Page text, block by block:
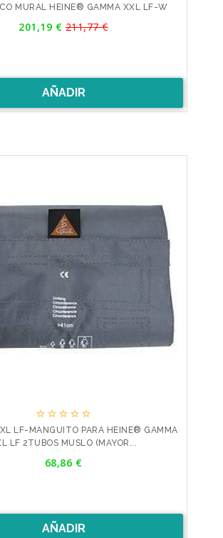
MURAL HEINE® GAMMA XXL LF-W
201,19 €Precio
211,77 €
AÑADIR
    
LF-MANGUITO PARA HEINE® GAMMA
LF 2TUBOS MUSLO (MAYOR...
68,86 €
AÑADIR